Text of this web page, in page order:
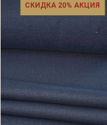
СКИДКА 20% АКЦИЯ